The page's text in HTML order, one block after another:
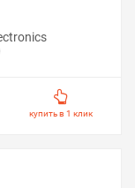
купить в 1 клик